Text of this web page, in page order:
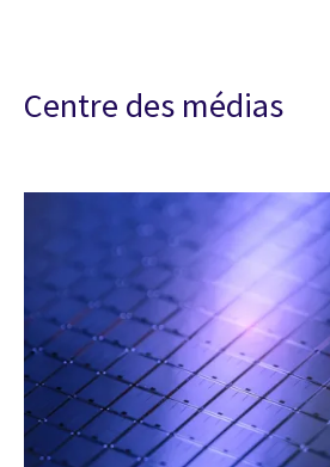
Centre des médias